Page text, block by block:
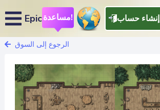
Epic مساعدة! إنشاء حساب
الرجوع إلى السوق